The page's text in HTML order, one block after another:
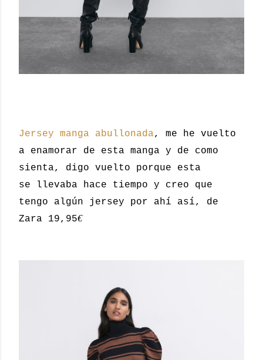
Jersey manga abullonada, me he vuelto
a enamorar de esta manga y de como
sienta, digo vuelto porque esta
se llevaba hace tiempo y creo que
tengo algún jersey por ahí así, de
Zara 19,95€